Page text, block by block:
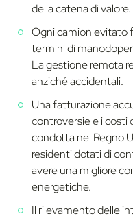
della catena di valore.
Ogni camion evitato
termini di
La gestione remota
anziché accidentali.
Una fatturazione
controversie e i costi
condotta nel Regno
residenti dotati di
avere una migliore
energetiche.
Il rilevamento delle